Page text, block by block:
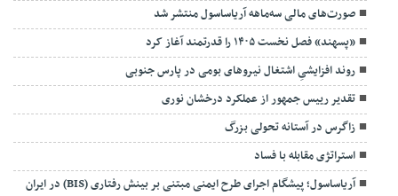
صورت‌های مالی سه‌ماهه آریاساسول منتشر شد
«پسهند» فصل نخست ۱۴۰۵ را قدرتمند آغاز کرد
روند افزایشیِ اشتغال نیروهای بومی در پارس جنوبی
تقدیر رییس جمهور از عملکرد درخشان نوری
زاگرس در آستانه تحولی بزرگ
استراتژی مقابله با فساد
آریاساسول؛ پیشگام اجرای طرح ایمنی مبتنی بر بینش رفتاری (BIS) در ایران